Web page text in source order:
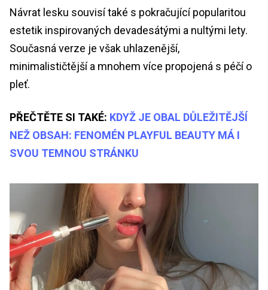
Návrat lesku souvisí také s pokračující popularitou
estetik inspirovaných devadesátými a nultými lety.
Současná verze je však uhlazenější,
minimalističtější a mnohem více propojená s péčí o
pleť.
PŘEČTĚTE SI TAKÉ: KDYŽ JE OBAL DŮLEŽITĚJŠÍ
NEŽ OBSAH: FENOMÉN PLAYFUL BEAUTY MÁ I
SVOU TEMNOU STRÁNKU